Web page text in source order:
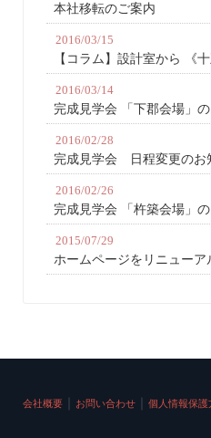
本社移転のご案内
【コラム】設計室から 《
2016/03/15
完成見学会 「下郡会場」
2016/03/14
完成見学会 日程変更のお
2016/02/28
完成見学会 「杵築会場」の
2016/02/26
ホームページをリニューア
2015/07/29
会社概要 お問い合わせ 個人情報保護